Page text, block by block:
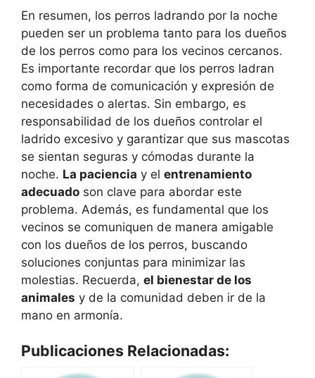
En resumen, los perros ladrando por la noche
pueden ser un problema tanto para los dueños
de los perros como para los vecinos cercanos.
Es importante recordar que los perros ladran
como forma de comunicación y expresión de
necesidades o alertas. Sin embargo, es
responsabilidad de los dueños controlar el
ladrido excesivo y garantizar que sus mascotas
se sientan seguras y cómodas durante la
noche. La paciencia y el entrenamiento
adecuado son clave para abordar este
problema. Además, es fundamental que los
vecinos se comuniquen de manera amigable
con los dueños de los perros, buscando
soluciones conjuntas para minimizar las
molestias. Recuerda, el bienestar de los
animales y de la comunidad deben ir de la
mano en armonía.
Publicaciones Relacionadas: